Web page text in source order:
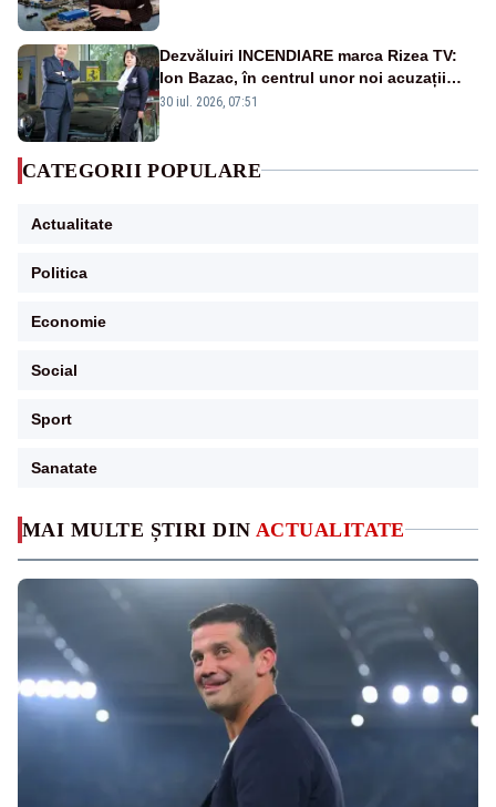
MAI MULTE ȘTIRI DIN ACTUALITATE
Dezvăluiri INCENDIARE marca Rizea TV:
Ion Bazac, în centrul unor noi acuzații
publice
30 iul. 2026, 07:51
CATEGORII POPULARE
Actualitate
Politica
Economie
Social
Sport
Sanatate